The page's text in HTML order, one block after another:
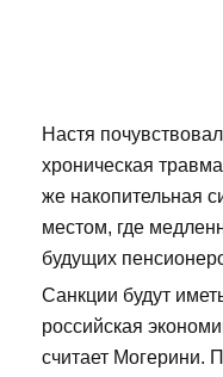
Настя
хроническая
же накопительная
местом, где
будущих
Санкции будут
российская
считает Могерини.